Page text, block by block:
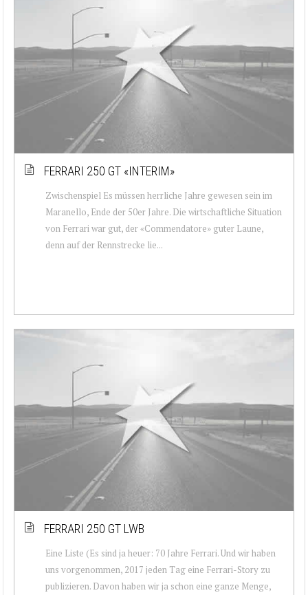
FERRARI 250 GT «INTERIM»
Zwischenspiel Es müssen herrliche Jahre gewesen sein im
Maranello, Ende der 50er Jahre. Die wirtschaftliche Situation
von Ferrari war gut, der «Commendatore» guter Laune,
denn auf der Rennstrecke lie...
FERRARI 250 GT LWB
Eine Liste (Es sind ja heuer: 70 Jahre Ferrari. Und wir haben
uns vorgenommen, 2017 jeden Tag eine Ferrari-Story zu
publizieren. Davon haben wir ja schon eine ganze Menge,